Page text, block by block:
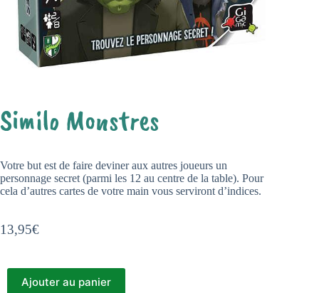
Similo Monstres
13,95€
Votre but est de faire deviner aux autres joueurs un
personnage secret (parmi les 12 au centre de la table). Pour
cela d’autres cartes de votre main vous serviront d’indices.
Ajouter au panier